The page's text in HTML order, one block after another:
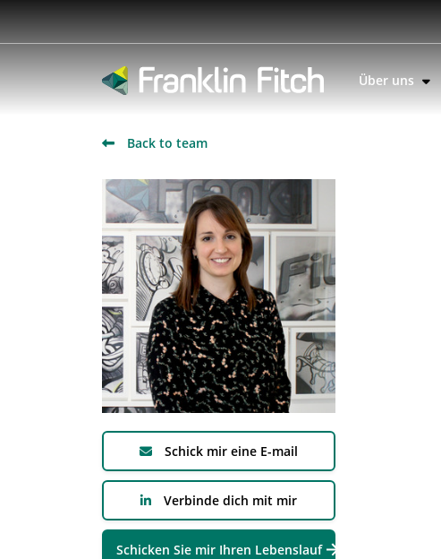
Über uns
Back to team
Schick mir eine E-mail
Verbinde dich mit mir
Schicken Sie mir Ihren Lebenslauf